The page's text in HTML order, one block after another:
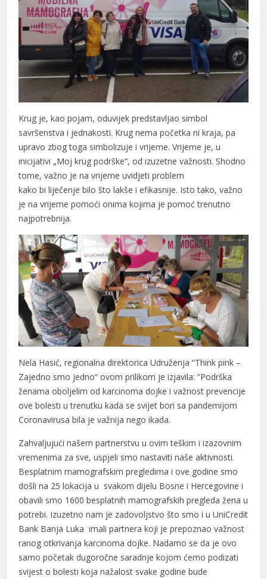
Krug je, kao pojam, oduvijek predstavljao simbol
savršenstva i jednakosti. Krug nema početka ni kraja, pa
upravo zbog toga simbolizuje i vrijeme. Vrijeme je, u
inicijativi „Moj krug podrške“, od izuzetne važnosti. Shodno
tome, važno je na vrijeme uvidjeti problem
kako bi liječenje bilo što lakše i efikasnije. Isto tako, važno
je na vrijeme pomoći onima kojima je pomoć trenutno
najpotrebnija.
Nela Hasić, regionalna direktorica Udruženja “Think pink –
Zajedno smo jedno“ ovom prilikom je izjavila: “Podrška
ženama oboljelim od karcinoma dojke i važnost prevencije
ove bolesti u trenutku kada se svijet bori sa pandemijom
Coronavirusa bila je važnija nego ikada.
Zahvaljujući našem partnerstvu u ovim teškim i izazovnim
vremenima za sve, uspjeli smo nastaviti naše aktivnosti.
Besplatnim mamografskim pregledima i ove godine smo
došli na 25 lokacija u svakom dijelu Bosne i Hercegovine i
obavili smo 1600 besplatnih mamografskih pregleda žena u
potrebi. Izuzetno nam je zadovoljstvo što smo i u UniCredit
Bank Banja Luka imali partnera koji je prepoznao važnost
ranog otkrivanja karcinoma dojke. Nadamo se da je ovo
samo početak dugoročne saradnje kojom ćemo podizati
svijest o bolesti koja nažalost svake godine bude